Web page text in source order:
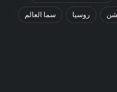
روسيا سما العالم